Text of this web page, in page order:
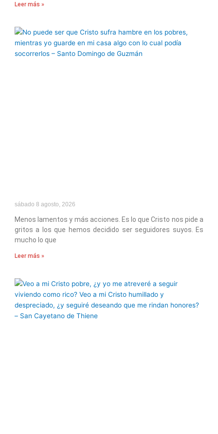
Leer más »
sábado 8 agosto, 2026
Menos lamentos y más acciones. Es lo que Cristo nos pide a
gritos a los que hemos decidido ser seguidores suyos. Es
mucho lo que
Leer más »